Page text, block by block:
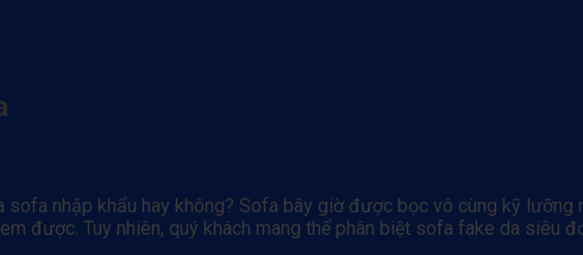
nhập khẩu hay không? Sofa bây giờ được bọc vô cùng kỹ lưỡng
được. Tuy nhiên, quý khách mang thể phân biệt sofa fake da siêu